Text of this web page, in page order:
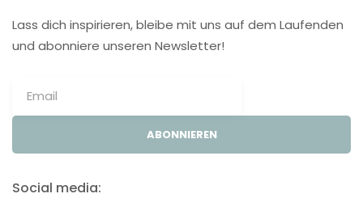
Lass dich inspirieren, bleibe mit uns auf dem Laufenden
und abonniere unseren Newsletter!
ABONNIEREN
Social media: